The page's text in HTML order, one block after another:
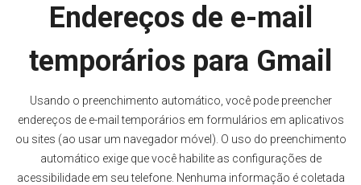
Endereços de e-mail
temporários para Gmail
Usando o preenchimento automático, você pode preencher
endereços de e-mail temporários em formulários em aplicativos
ou sites (ao usar um navegador móvel). O uso do preenchimento
automático exige que você habilite as configurações de
acessibilidade em seu telefone. Nenhuma informação é coletada